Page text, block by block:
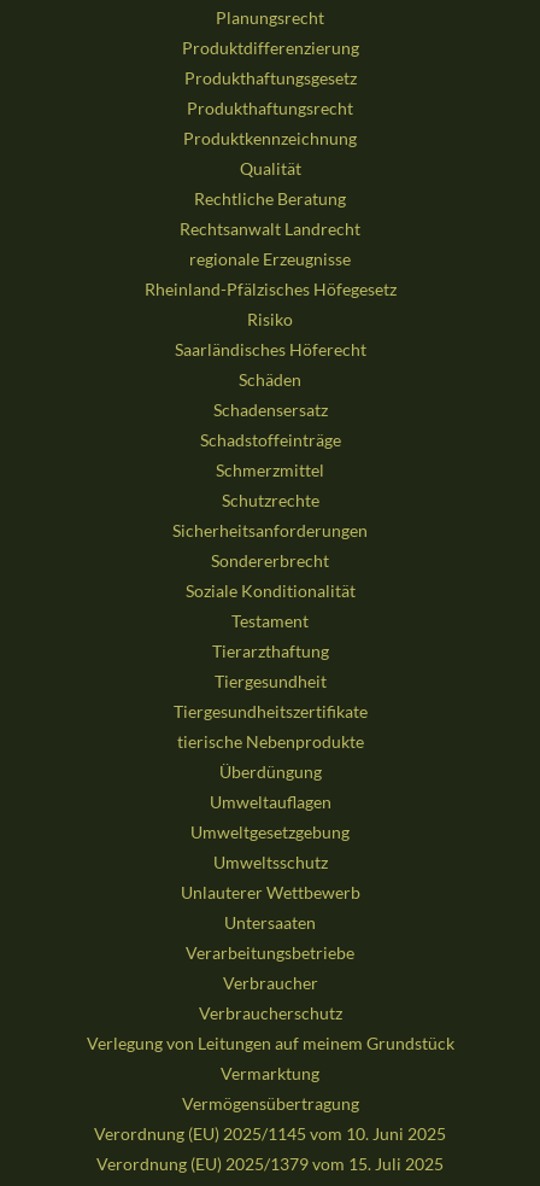
Planungsrecht
Produktdifferenzierung
Produkthaftungsgesetz
Produkthaftungsrecht
Produktkennzeichnung
Qualität
Rechtliche Beratung
Rechtsanwalt Landrecht
regionale Erzeugnisse
Rheinland-Pfälzisches Höfegesetz
Risiko
Saarländisches Höferecht
Schäden
Schadensersatz
Schadstoffeinträge
Schmerzmittel
Schutzrechte
Sicherheitsanforderungen
Sondererbrecht
Soziale Konditionalität
Testament
Tierarzthaftung
Tiergesundheit
Tiergesundheitszertifikate
tierische Nebenprodukte
Überdüngung
Umweltauflagen
Umweltgesetzgebung
Umweltsschutz
Unlauterer Wettbewerb
Untersaaten
Verarbeitungsbetriebe
Verbraucher
Verbraucherschutz
Verlegung von Leitungen auf meinem Grundstück
Vermarktung
Vermögensübertragung
Verordnung (EU) 2025/1145 vom 10. Juni 2025
Verordnung (EU) 2025/1379 vom 15. Juli 2025